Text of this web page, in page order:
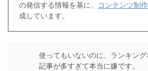
の発信する情報を基に、
コンテンツ制
成しています。
使ってもいないのに、ランキン
記事が多すぎて本当に嫌です。